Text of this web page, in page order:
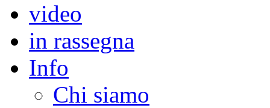
video
in rassegna
Info
Chi siamo